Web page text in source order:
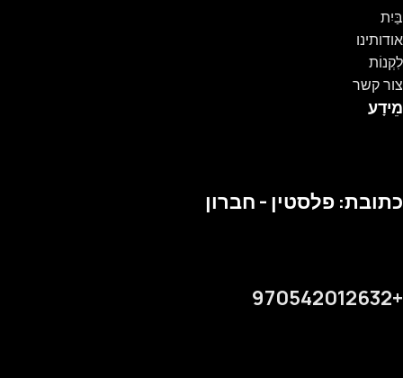
בַּיִת
אודותינו
לִקְנוֹת
צור קשר
מֵידָע
כתובת: פלסטין - חברון
+970542012632